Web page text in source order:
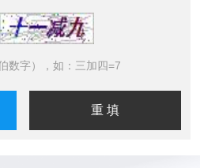
数字），如：三加四=7